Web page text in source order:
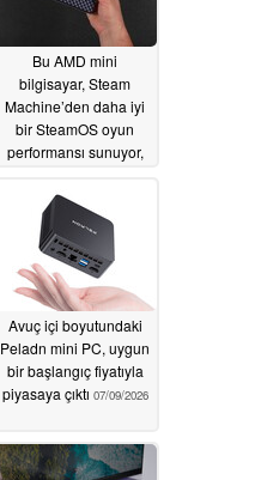
Bu AMD mini
bilgisayar, Steam
Machine’den daha iyi
bir SteamOS oyun
performansı sunuyor,
07/09/2026
Avuç içi boyutundaki
Peladn mini PC, uygun
bir başlangıç fiyatıyla
piyasaya çıktı 07/09/2026